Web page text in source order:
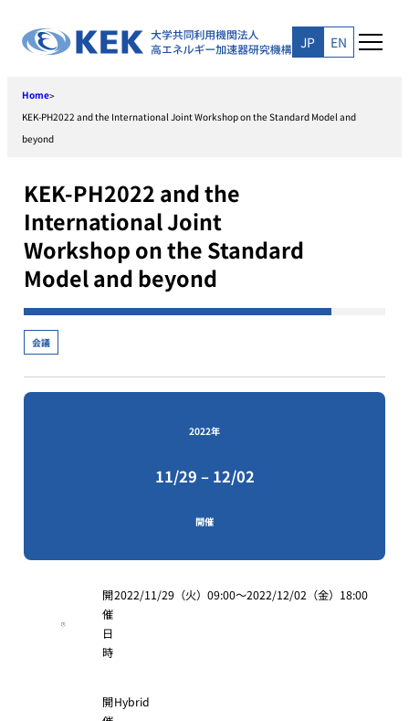
content
JP EN
Home>
KEK-­PH2022 and the International Joint Workshop on the Standard Model and
beyond
KEK-­PH2022 and the
International Joint
Workshop on the Standard
Model and beyond
会議
2022年
11/29 – 12/02
開催
開
催
日
時
2022/11/29（火）09:00～2022/12/02（金）18:00
開Hybrid